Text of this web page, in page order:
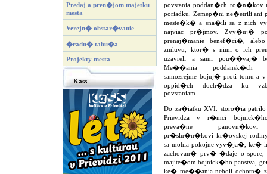
Predaj a pren�jom majetku
mesta
Verejn� obstar�vanie
�radn� tabu�a
Projekty mesta
Kass
povstania poddan�ch ro�n�kov
poriadku. Zemep�ni ne�etrili ani
meste�k� a sna�ili sa z nich
najviac pr�jmov. Zvy�uj�
prenaj�manie benef�ci�,
zmluvu, ktor� s nimi o ich
uzavreli a sami pou��vaj�
Me��ania poddansk�ch
samozrejme bojuj� proti tomu a
oppid�ch doch�dza ku
povstaniam.
Do za�iatku XVI. storo�ia patrilo
Prievidza v r�mci
preva�ne
pr�slu�n�kovi kr�ovskej
sa mohla pokojne vyv�ja�, ke�
zachovan� prv� �daje o
majite�om bojnick�ho panstva,
ke� me��ania neboli ochotn�